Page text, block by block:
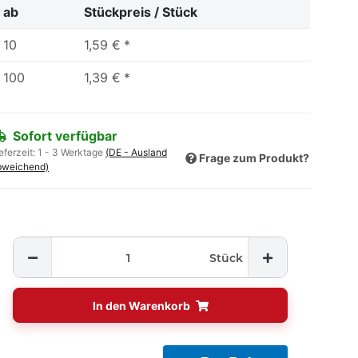
ab Stückpreis / Stück
10 1,59 € *
100 1,39 € *
Sofort verfügbar
1 - 3 Werktage (DE - Ausland
Frage zum Produkt?
Stück
In den Warenkorb